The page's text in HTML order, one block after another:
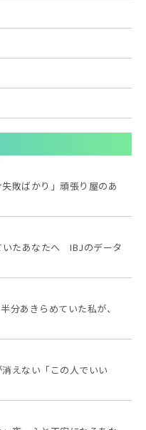
敗ばかり」頑張り屋のあ
いたあなたへ IBJのデータ
分あきらめていた私が、
えない「この人でいい